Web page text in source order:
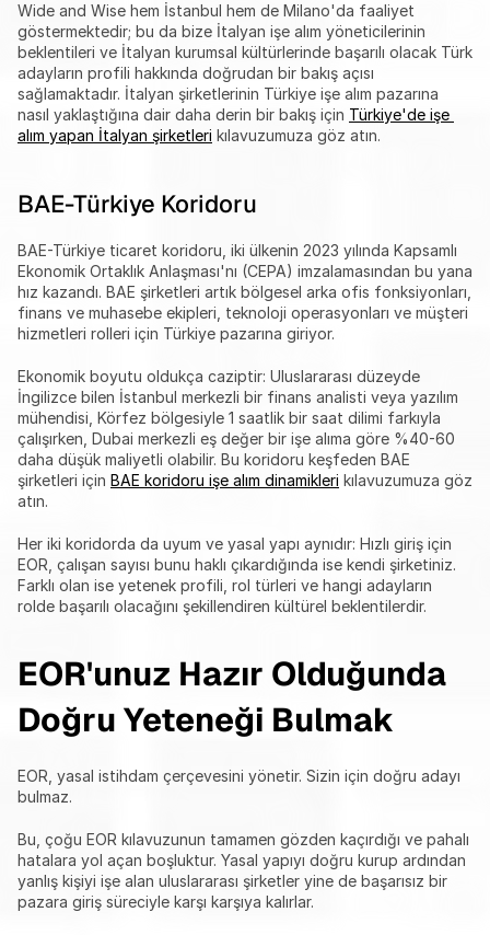
Wide and Wise hem İstanbul hem de Milano'da faaliyet
göstermektedir; bu da bize İtalyan işe alım yöneticilerinin
beklentileri ve İtalyan kurumsal kültürlerinde başarılı olacak Türk
adayların profili hakkında doğrudan bir bakış açısı
sağlamaktadır. İtalyan şirketlerinin Türkiye işe alım pazarına
nasıl yaklaştığına dair daha derin bir bakış için Türkiye'de işe
alım yapan İtalyan şirketleri kılavuzumuza göz atın.
BAE-Türkiye Koridoru
BAE-Türkiye ticaret koridoru, iki ülkenin 2023 yılında Kapsamlı
Ekonomik Ortaklık Anlaşması'nı (CEPA) imzalamasından bu yana
hız kazandı. BAE şirketleri artık bölgesel arka ofis fonksiyonları,
finans ve muhasebe ekipleri, teknoloji operasyonları ve müşteri
hizmetleri rolleri için Türkiye pazarına giriyor.
Ekonomik boyutu oldukça caziptir: Uluslararası düzeyde
İngilizce bilen İstanbul merkezli bir finans analisti veya yazılım
mühendisi, Körfez bölgesiyle 1 saatlik bir saat dilimi farkıyla
çalışırken, Dubai merkezli eş değer bir işe alıma göre %40-60
daha düşük maliyetli olabilir. Bu koridoru keşfeden BAE
şirketleri için BAE koridoru işe alım dinamikleri kılavuzumuza göz
atın.
Her iki koridorda da uyum ve yasal yapı aynıdır: Hızlı giriş için
EOR, çalışan sayısı bunu haklı çıkardığında ise kendi şirketiniz.
Farklı olan ise yetenek profili, rol türleri ve hangi adayların
rolde başarılı olacağını şekillendiren kültürel beklentilerdir.
EOR'unuz Hazır Olduğunda
Doğru Yeteneği Bulmak
EOR, yasal istihdam çerçevesini yönetir. Sizin için doğru adayı
bulmaz.
Bu, çoğu EOR kılavuzunun tamamen gözden kaçırdığı ve pahalı
hatalara yol açan boşluktur. Yasal yapıyı doğru kurup ardından
yanlış kişiyi işe alan uluslararası şirketler yine de başarısız bir
pazara giriş süreciyle karşı karşıya kalırlar.